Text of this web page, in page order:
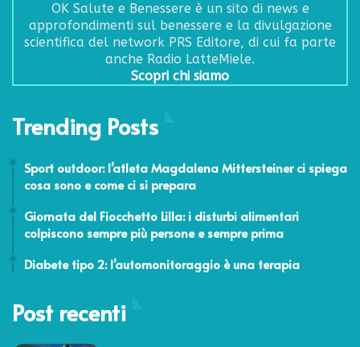
OK Salute e Benessere è un sito di news e
approfondimenti sul benessere e la divulgazione
scientifica del network PRS Editore, di cui fa parte
anche Radio LatteMiele.
Scopri chi siamo
Trending Posts
Sport outdoor: l’atleta Magdalena Mittersteiner ci spiega
cosa sono e come ci si prepara
Giornata del Fiocchetto Lilla: i disturbi alimentari
colpiscono sempre più persone e sempre prima
Diabete tipo 2: l’automonitoraggio è una terapia
Post recenti